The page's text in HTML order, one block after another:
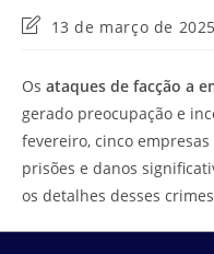
Última
post:
13 de março de 2025
Os ataques de facção a
gerado preocupação e
fevereiro, cinco
prisões e danos
os detalhes desses